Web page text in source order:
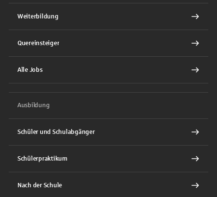
Weiterbildung
Quereinsteiger
Alle Jobs
Ausbildung
Schüler und Schulabgänger
Schülerpraktikum
Nach der Schule